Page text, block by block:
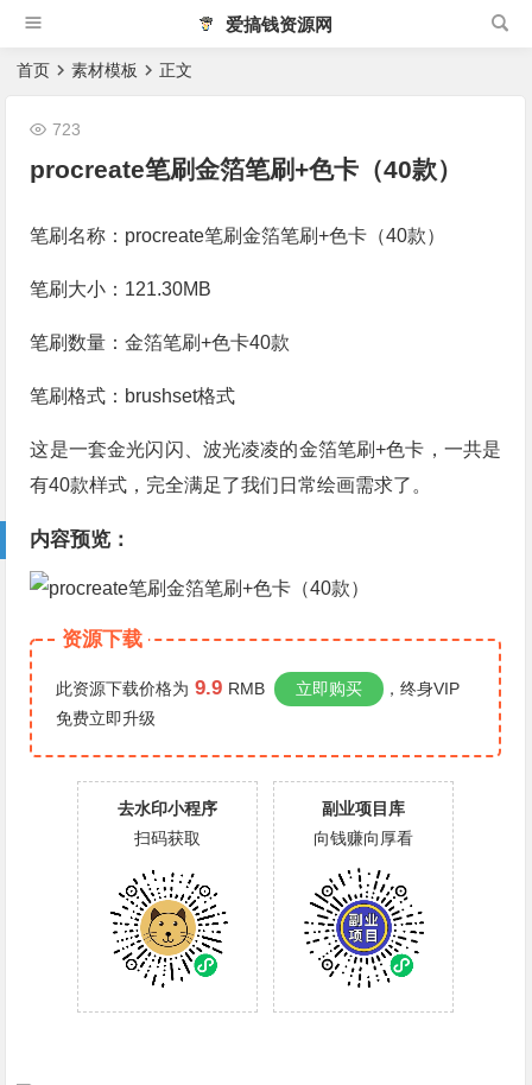
爱搞钱资源网
首页 素材模板 正文
procreate笔刷金箔笔刷+色卡（40款）
723
笔刷名称：procreate笔刷金箔笔刷+色卡（40款）
笔刷大小：121.30MB
笔刷数量：金箔笔刷+色卡40款
笔刷格式：brushset格式
这是一套金光闪闪、波光凌凌的金箔笔刷+色卡，一共是
有40款样式，完全满足了我们日常绘画需求了。
内容预览：
资源下载
此资源下载价格为 9.9 RMB 立即购买
，终身VIP
免费立即升级
去水印小程序
扫码获取
副业项目库
向钱赚向厚看